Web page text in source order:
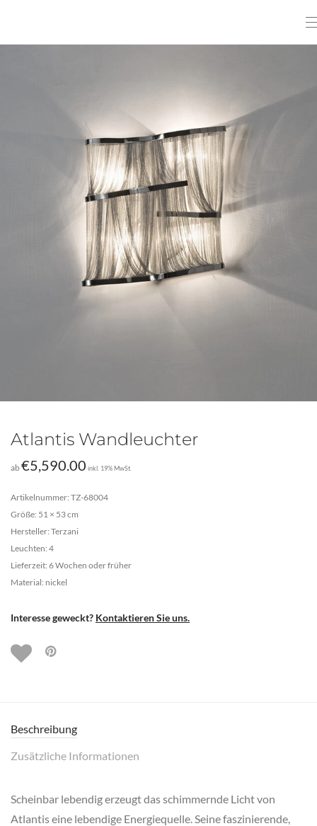
Atlantis Wandleuchter
ab€5,590.00 inkl. 19% MwSt.
Artikelnummer: TZ-68004
Größe: 51 × 53 cm
Hersteller: Terzani
Leuchten: 4
Lieferzeit: 6 Wochen oder früher
Material: nickel
Interesse geweckt? Kontaktieren Sie uns.
Beschreibung
Zusätzliche Informationen
Scheinbar lebendig erzeugt das schimmernde Licht von
Atlantis eine lebendige Energiequelle. Seine faszinierende,